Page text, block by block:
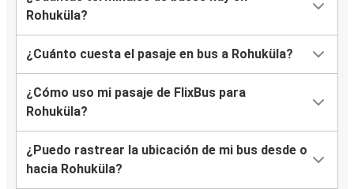
Rohuküla?
¿Cuánto cuesta el pasaje en bus a Rohuküla?
¿Cómo uso mi pasaje de FlixBus para
Rohuküla?
¿Puedo rastrear la ubicación de mi bus desde o
hacia Rohuküla?